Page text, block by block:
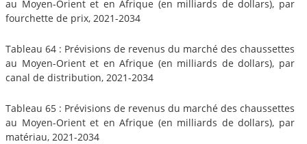
au Moyen-Orient et en Afrique (en milliards de dollars), par
fourchette de prix, 2021-2034
Tableau 64 : Prévisions de revenus du marché des chaussettes
au Moyen-Orient et en Afrique (en milliards de dollars), par
canal de distribution, 2021-2034
Tableau 65 : Prévisions de revenus du marché des chaussettes
au Moyen-Orient et en Afrique (en milliards de dollars), par
matériau, 2021-2034